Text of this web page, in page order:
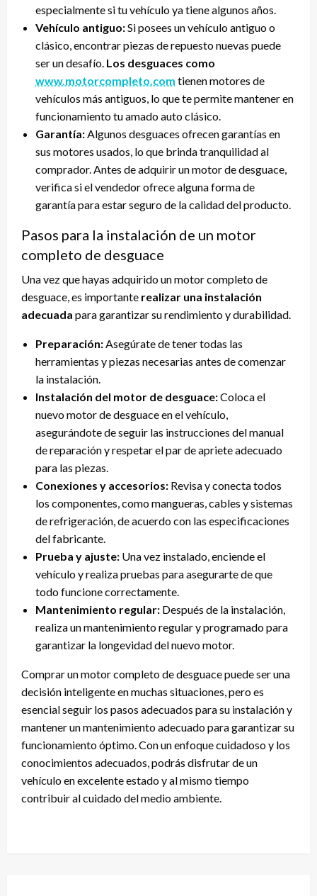
especialmente si tu vehículo ya tiene algunos años.
Vehículo antiguo:Si posees un vehículo antiguo o
clásico, encontrar piezas de repuesto nuevas puede
ser un desafío. Los desguaces como
www.motorcompleto.com tienen motores de
vehículos más antiguos, lo que te permite mantener en
funcionamiento tu amado auto clásico.
Garantía:Algunos desguaces ofrecen garantías en
sus motores usados, lo que brinda tranquilidad al
comprador. Antes de adquirir un motor de desguace,
verifica si el vendedor ofrece alguna forma de
garantía para estar seguro de la calidad del producto.
Pasos para la instalación de un motor
completo de desguace
Una vez que hayas adquirido un motor completo de
desguace, es importante realizar una instalación
adecuada para garantizar su rendimiento y durabilidad.
Preparación:Asegúrate de tener todas las
herramientas y piezas necesarias antes de comenzar
la instalación.
Instalación del motor de desguace:Coloca el
nuevo motor de desguace en el vehículo,
asegurándote de seguir las instrucciones del manual
de reparación y respetar el par de apriete adecuado
para las piezas.
Conexiones y accesorios: Revisa y conecta todos
los componentes, como mangueras, cables y sistemas
de refrigeración, de acuerdo con las especificaciones
del fabricante.
Prueba y ajuste: Una vez instalado, enciende el
vehículo y realiza pruebas para asegurarte de que
todo funcione correctamente.
Mantenimiento regular: Después de la instalación,
realiza un mantenimiento regular y programado para
garantizar la longevidad del nuevo motor.
Comprar un motor completo de desguace puede ser una
decisión inteligente en muchas situaciones, pero es
esencial seguir los pasos adecuados para su instalación y
mantener un mantenimiento adecuado para garantizar su
funcionamiento óptimo. Con un enfoque cuidadoso y los
conocimientos adecuados, podrás disfrutar de un
vehículo en excelente estado y al mismo tiempo
contribuir al cuidado del medio ambiente.